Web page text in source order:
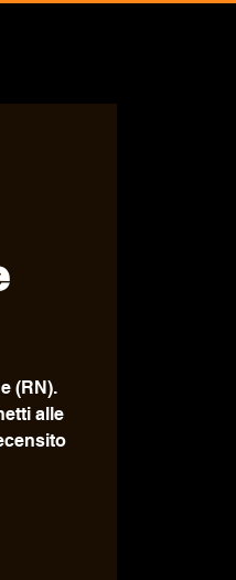
(RN).
alle